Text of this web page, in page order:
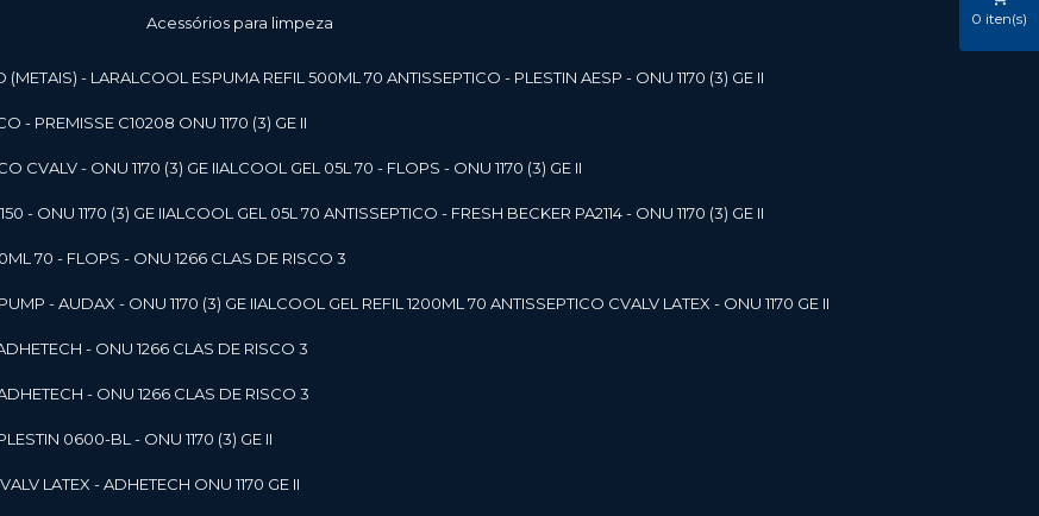
Acessórios para limpeza
(METAIS) - LAR ALCOOL ESPUMA REFIL 500ML 70 ANTISSEPTICO - PLESTIN AESP - ONU 1170 (3) GE II
- PREMISSE C10208 ONU 1170 (3) GE II
CVALV - ONU 1170 (3) GE II ALCOOL GEL 05L 70 - FLOPS - ONU 1170 (3) GE II
- ONU 1170 (3) GE II ALCOOL GEL 05L 70 ANTISSEPTICO - FRESH BECKER PA2114 - ONU 1170 (3) GE II
70 - FLOPS - ONU 1266 CLAS DE RISCO 3
- AUDAX - ONU 1170 (3) GE II ALCOOL GEL REFIL 1200ML 70 ANTISSEPTICO CVALV LATEX - ONU 1170 GE II
- ONU 1266 CLAS DE RISCO 3
- ONU 1266 CLAS DE RISCO 3
0600-BL - ONU 1170 (3) GE II
LATEX - ADHETECH ONU 1170 GE II
0 iten(s)